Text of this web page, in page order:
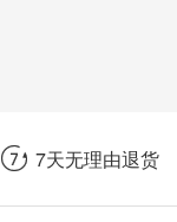
 7天无理由退货